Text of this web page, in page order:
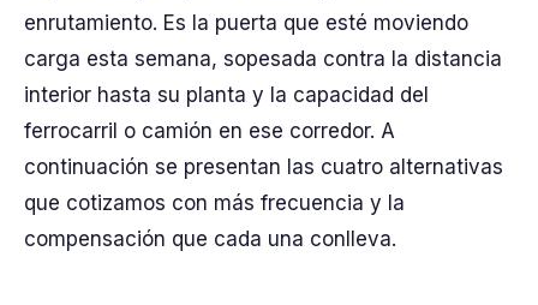
enrutamiento. Es la puerta que esté moviendo
carga esta semana, sopesada contra la distancia
interior hasta su planta y la capacidad del
ferrocarril o camión en ese corredor. A
continuación se presentan las cuatro alternativas
que cotizamos con más frecuencia y la
compensación que cada una conlleva.